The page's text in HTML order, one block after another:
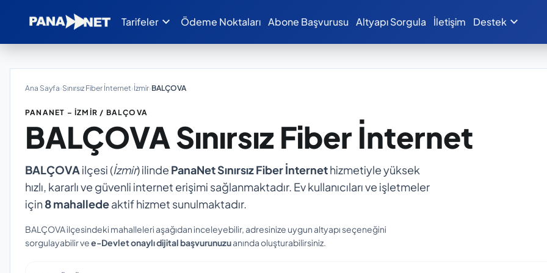
Tarifeler expand_more Ödeme Noktaları Abone Başvurusu Altyapı Sorgula İletişim Destek expand_more
Ana Sayfa›Sınırsız Fiber İnternet›İzmir›BALÇOVA
PANANET – İZMIR / BALÇOVA
BALÇOVASınırsız Fiber İnternet
BALÇOVA ilçesi (İzmir) ilinde PanaNet Sınırsız Fiber İnternethizmetiyle yüksek
hızlı, kararlı ve güvenli internet erişimi sağlanmaktadır. Ev kullanıcıları ve işletmeler
için8 mahalledeaktif hizmet sunulmaktadır.
BALÇOVA ilçesindeki mahalleleri aşağıdan inceleyebilir, adresinize uygun altyapı seçeneğini
sorgulayabilir vee-Devlet onaylı dijital başvurunuzuanında oluşturabilirsiniz.